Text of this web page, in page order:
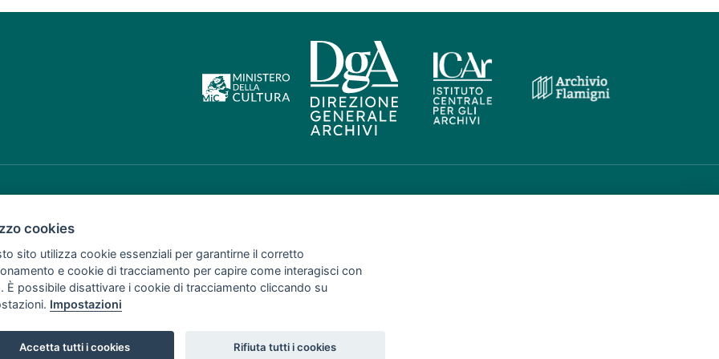
cookies
sito utilizza cookie essenziali per garantirne il corretto
e cookie di tracciamento per capire come interagisci con
È possibile disattivare i cookie di tracciamento cliccando su
Impostazioni
Accetta tutti i cookies Rifiuta tutti i cookies